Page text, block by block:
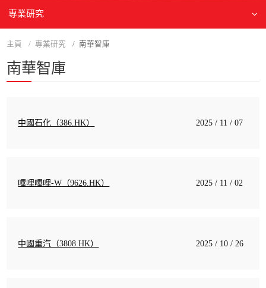
專業研究
主頁 專業研究 南華智庫
南華智庫
中國石化（386.HK） 2025 / 11 / 07
嗶哩嗶哩-W（9626.HK） 2025 / 11 / 02
中國重汽（3808.HK） 2025 / 10 / 26